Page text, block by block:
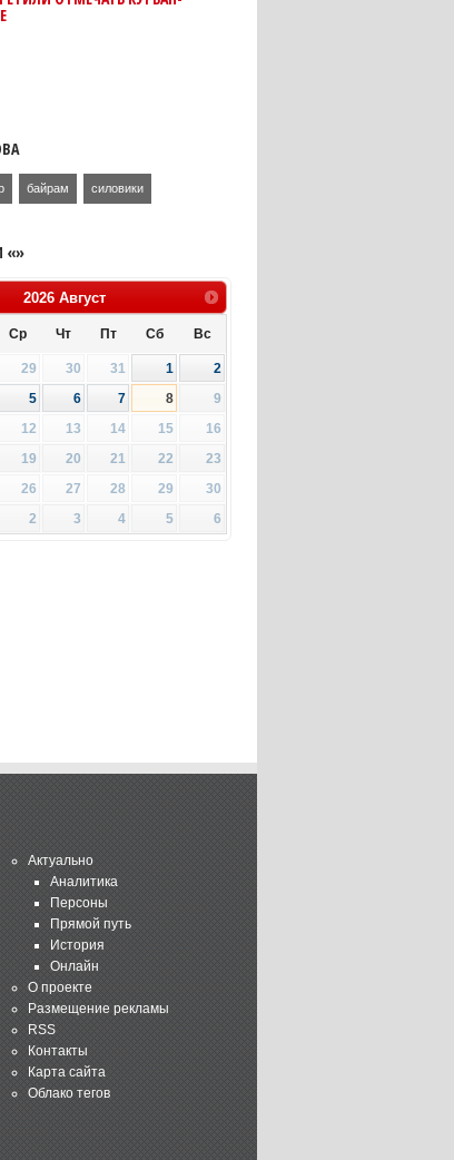
байрам силовики
«»
2026 Август
Ср Чт Пт Сб Вс
29 30 31 1
2
5 6 7 8
9
12 13 14 15
16
19 20 21 22
23
26 27 28 29
30
2 3 4 5 6
Актуально
Аналитика
Персоны
Прямой путь
История
Онлайн
О проекте
Размещение рекламы
RSS
Контакты
Карта сайта
Облако тегов